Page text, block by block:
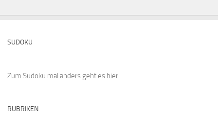
SUDOKU
Zum Sudoku mal anders geht es hier
RUBRIKEN